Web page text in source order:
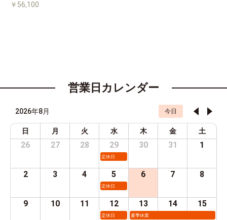
￥56,100
営業日カレンダー
2026年8月 今日
日 月 火 水 木 金 土
26 27 28 29
定休日
30 31 1
2 3 4 5
定休日
6 7 8
9 10 11 12
定休日
13
夏季休業
14 15